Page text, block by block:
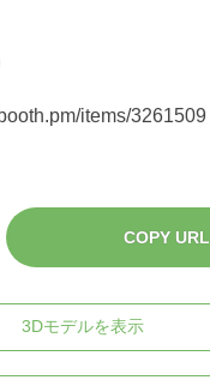
items/3261509
COPY URL
3Dモデルを表示